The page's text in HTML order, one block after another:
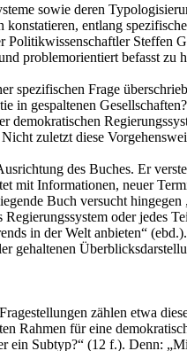
sowie deren
konstatieren, entlang
Politikwissenschaftler Steffen
problemorientiert befasst zu
spezifischen Frage
in gespaltenen
demokratischen
zuletzt diese
des Buches. Er
mit Informationen, neuer
Buch versucht
oder jedes
in der Welt anbieten“
gehaltenen
zählen etwa
Rahmen für eine
ein Subtyp?“ (12 f.). Denn: